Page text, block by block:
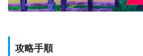
攻略手順